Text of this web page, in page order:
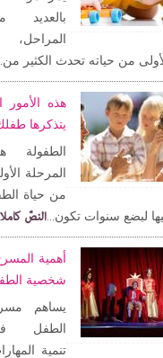
بالعديد
المراحل،
من حياته تحدث الكثير من...
هذه الأمور
يتذكرها
الطفولة
المرحلة
من حياة
لبضع سنوات تكون... النصّ كاملا
أهمية
شخصية
يساهم
الطفل
تنمية